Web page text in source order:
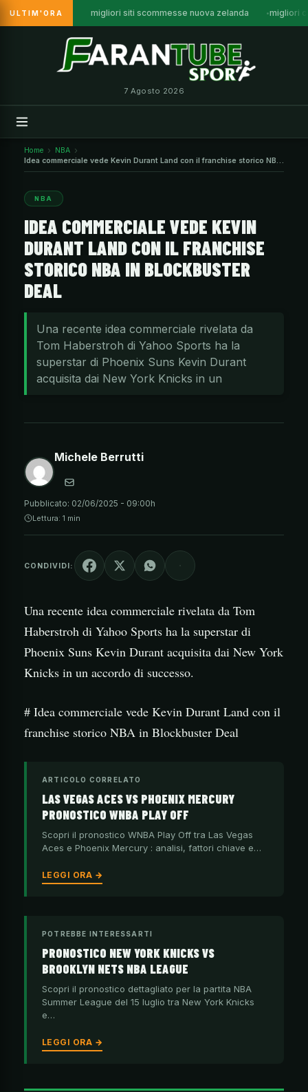
ULTIM'ORA migliori siti scommesse nuova zelanda migliori
7 Agosto 2026
Home
NBA
Idea commerciale vede Kevin Durant Land con il franchise storico NBA
in Blockbuster Deal
NBA
IDEA COMMERCIALE VEDE KEVIN
DURANT LAND CON IL FRANCHISE
STORICO NBA IN BLOCKBUSTER
DEAL
Una recente idea commerciale rivelata da
Tom Haberstroh di Yahoo Sports ha la
superstar di Phoenix Suns Kevin Durant
acquisita dai New York Knicks in un
Michele Berrutti
Pubblicato: 02/06/2025 - 09:00h
Lettura: 1 min
CONDIVIDI:
Una recente idea commerciale rivelata da Tom
Haberstroh di Yahoo Sports ha la superstar di
Phoenix Suns Kevin Durant acquisita dai New York
Knicks in un accordo di successo.
# Idea commerciale vede Kevin Durant Land con il
franchise storico NBA in Blockbuster Deal
ARTICOLO CORRELATO
LAS VEGAS ACES VS PHOENIX MERCURY
PRONOSTICO WNBA PLAY OFF
Scopri il pronostico WNBA Play Off tra Las Vegas
Aces e Phoenix Mercury : analisi, fattori chiave e…
LEGGI ORA →
POTREBBE INTERESSARTI
PRONOSTICO NEW YORK KNICKS VS
BROOKLYN NETS NBA LEAGUE
Scopri il pronostico dettagliato per la partita NBA
Summer League del 15 luglio tra New York Knicks
e…
LEGGI ORA →